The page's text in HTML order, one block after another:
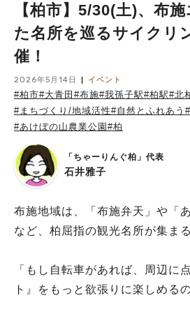
【柏市】5/30(土)、布
た名所を巡るサイクリ
催！
2026年5月14日 イベント
#柏市#大青田 #布施#我孫子駅#柏駅#北
#まちづくり/地域活性#自然とふれあう
#あけぼの山農業公園 #柏
「ちゃーりんぐ柏」代表
石井雅子
布施地域は、「布施弁天」や「
など、柏屈指の観光名所が集ま
「もし自転車があれば、周辺に
ト』をもっと欲張りに楽しめる